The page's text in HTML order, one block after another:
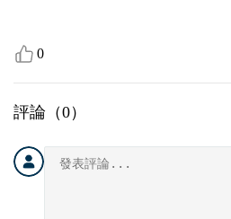
0
評論（0）